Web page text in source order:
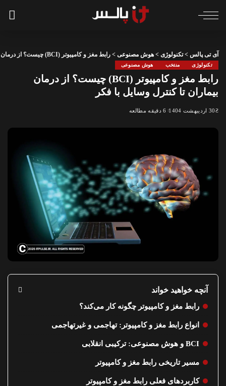
آی تی پالس >تکنولوژی > هوش مصنوعی > رابط مغز و کامپیوتر (BCI) چیست؟ از درمان بیماران تا کنترل وسایل با فکر
تکنولوژی منتخب هوش مصنوعی
رابط مغز و کامپیوتر (BCI) چیست؟ از درمان
بیماران تا کنترل وسایل با فکر
30 اردیبهشت 1404 6 دقیقه مطالعه
آنچه خواهید خواند
رابط مغز و کامپیوتر چگونه کار می‌کند؟
انواع رابط مغز و کامپیوتر: تهاجمی و غیرتهاجمی
BCI و هوش مصنوعی: ترکیبی انقلابی
مسیر تاریخی رابط مغز و کامپیوتر
کاربردهای فعلی رابط مغز و کامپیوتر